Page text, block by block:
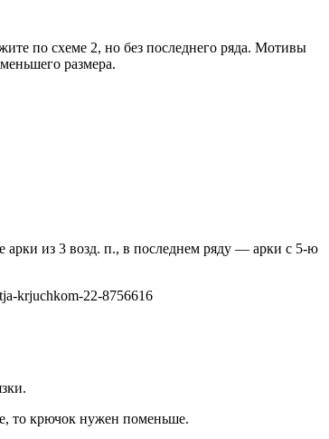
по схеме 2, но без последнего ряда. Мотивы
размера.
арки из 3 возд. п., в последнем ряду — арки с 5-ю
то крючок нужен поменьше.